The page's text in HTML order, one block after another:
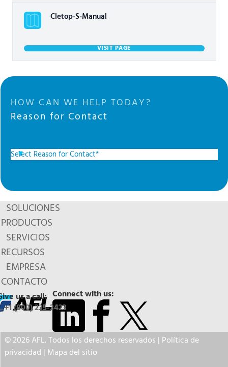
Cletop-S-Manual
VISIT PAGE
HOW CAN WE HELP TODAY?
Reason for Contact
SOLUCIONES
PRODUCTOS
SERVICIOS
RECURSOS
EMPRESA
CONTACTO
Connect with us:
us a call:
+1 (800) 235-3423
© 2026 AFL. Todos los derechos reservados | Política de
privacidad | Mapa del sitio